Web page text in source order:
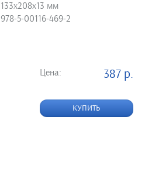
133х208х13 мм
978-5-00116-469-2
Цена: 387 р.
КУПИТЬ